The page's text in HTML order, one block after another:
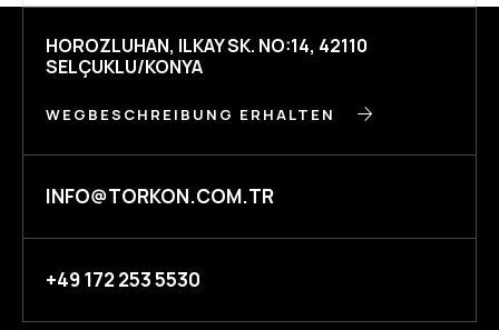
HOROZLUHAN, ILKAY SK. NO:14, 42110
SELÇUKLU/KONYA
WEGBESCHREIBUNG ERHALTEN
INFO@TORKON.COM.TR
+49 172 253 5530